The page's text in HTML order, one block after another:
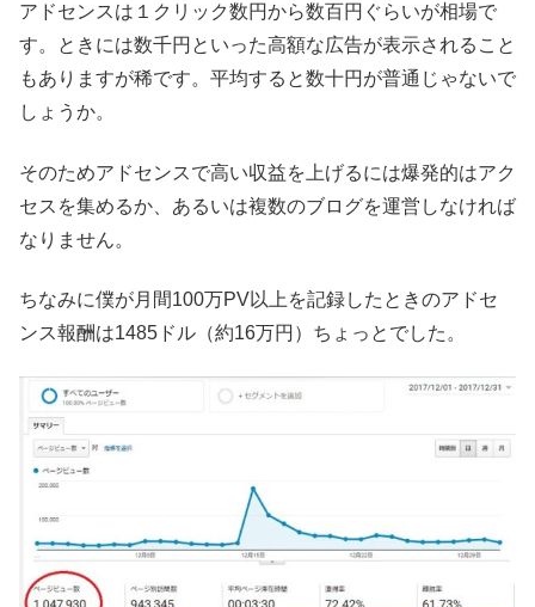
アドセンスは１クリック数円から数百円ぐらいが相場で
す。ときには数千円といった高額な広告が表示されること
もありますが稀です。平均すると数十円が普通じゃないで
しょうか。
そのためアドセンスで高い収益を上げるには爆発的はアク
セスを集めるか、あるいは複数のブログを運営しなければ
なりません。
ちなみに僕が月間100万PV以上を記録したときのアドセ
ンス報酬は1485ドル（約16万円）ちょっとでした。